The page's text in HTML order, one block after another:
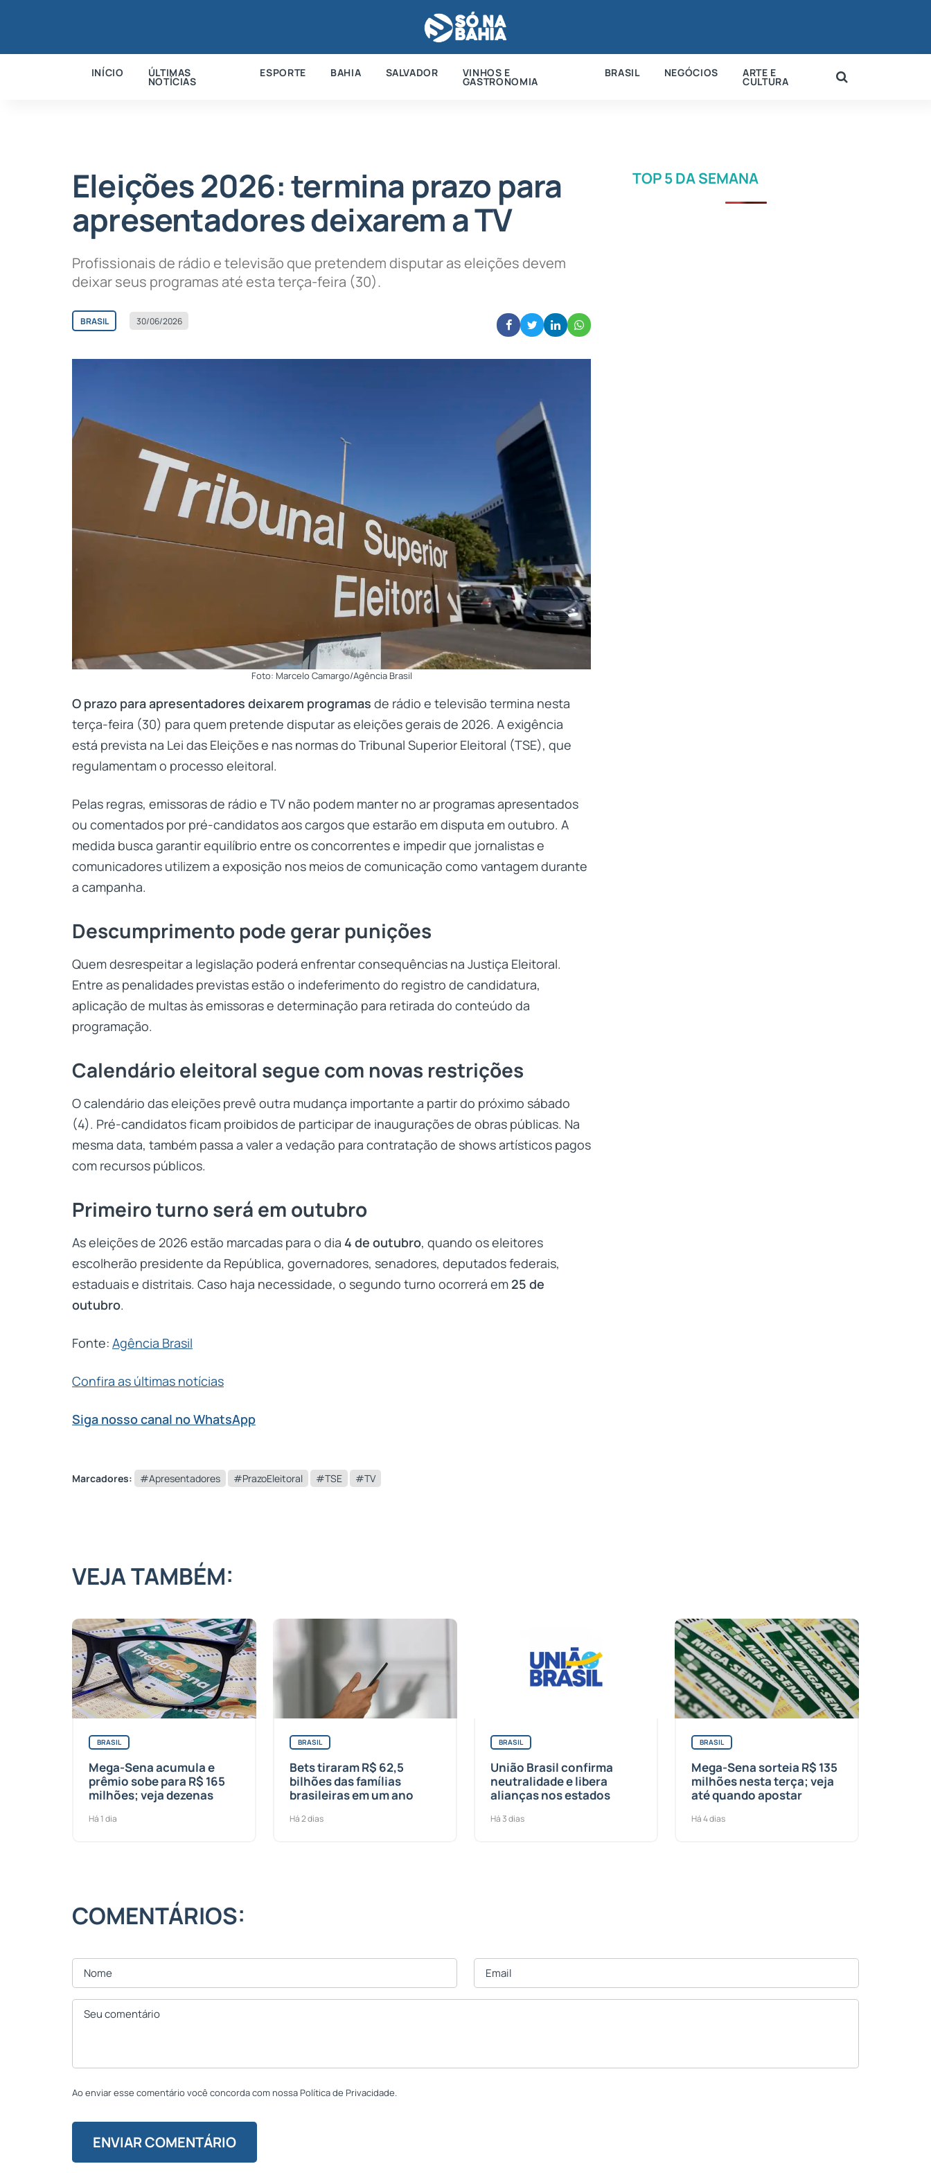
INÍCIO ÚLTIMAS
NOTÍCIAS
ESPORTE BAHIA SALVADOR VINHOS E
GASTRONOMIA
BRASIL NEGÓCIOS ARTE E
CULTURA
Eleições 2026: termina prazo para
apresentadores deixarem a TV
Profissionais de rádio e televisão que pretendem disputar as eleições devem
deixar seus programas até esta terça-feira (30).
BRASIL 30/06/2026
Foto: Marcelo Camargo/Agência Brasil
O prazo para apresentadores deixarem programas de rádio e televisão termina nesta
terça-feira (30) para quem pretende disputar as eleições gerais de 2026. A exigência
está prevista na Lei das Eleições e nas normas do Tribunal Superior Eleitoral (TSE), que
regulamentam o processo eleitoral.
Pelas regras, emissoras de rádio e TV não podem manter no ar programas apresentados
ou comentados por pré-candidatos aos cargos que estarão em disputa em outubro. A
medida busca garantir equilíbrio entre os concorrentes e impedir que jornalistas e
comunicadores utilizem a exposição nos meios de comunicação como vantagem durante
a campanha.
Descumprimento pode gerar punições
Quem desrespeitar a legislação poderá enfrentar consequências na Justiça Eleitoral.
Entre as penalidades previstas estão o indeferimento do registro de candidatura,
aplicação de multas às emissoras e determinação para retirada do conteúdo da
programação.
Calendário eleitoral segue com novas restrições
O calendário das eleições prevê outra mudança importante a partir do próximo sábado
(4). Pré-candidatos ficam proibidos de participar de inaugurações de obras públicas. Na
mesma data, também passa a valer a vedação para contratação de shows artísticos pagos
com recursos públicos.
Primeiro turno será em outubro
As eleições de 2026 estão marcadas para o dia 4 de outubro, quando os eleitores
escolherão presidente da República, governadores, senadores, deputados federais,
estaduais e distritais. Caso haja necessidade, o segundo turno ocorrerá em 25 de
outubro.
Fonte: Agência Brasil
Confira as últimas notícias
Siga nosso canal no WhatsApp
Marcadores: #Apresentadores #PrazoEleitoral #TSE #TV
TOP 5 DA SEMANA
VEJA TAMBÉM:
BRASIL
Mega-Sena acumula e
prêmio sobe para R$ 165
milhões; veja dezenas
Há 1 dia
BRASIL
Bets tiraram R$ 62,5
bilhões das famílias
brasileiras em um ano
Há 2 dias
BRASIL
União Brasil confirma
neutralidade e libera
alianças nos estados
Há 3 dias
BRASIL
Mega-Sena sorteia R$ 135
milhões nesta terça; veja
até quando apostar
Há 4 dias
COMENTÁRIOS:
Ao enviar esse comentário você concorda com nossa Política de Privacidade.